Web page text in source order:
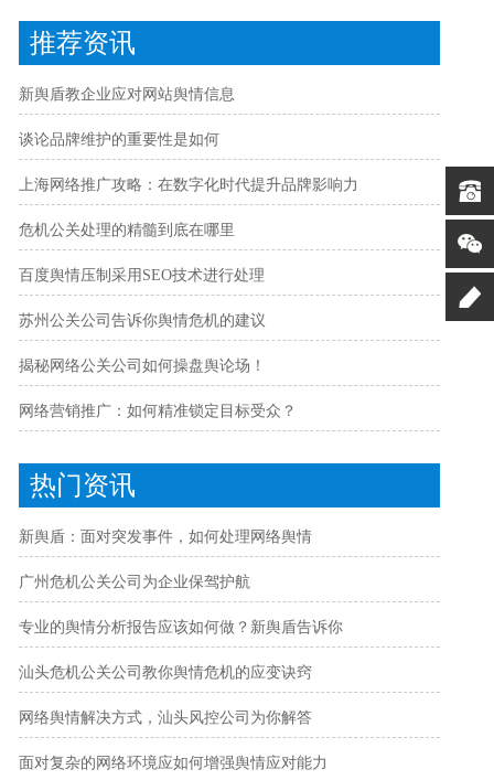
推荐资讯
新舆盾教企业应对网站舆情信息
谈论品牌维护的重要性是如何
上海网络推广攻略：在数字化时代提升品牌影响力
危机公关处理的精髓到底在哪里
百度舆情压制采用SEO技术进行处理
苏州公关公司告诉你舆情危机的建议
揭秘网络公关公司如何操盘舆论场！
网络营销推广：如何精准锁定目标受众？
热门资讯
新舆盾：面对突发事件，如何处理网络舆情
广州危机公关公司为企业保驾护航
专业的舆情分析报告应该如何做？新舆盾告诉你
汕头危机公关公司教你舆情危机的应变诀窍
网络舆情解决方式，汕头风控公司为你解答
面对复杂的网络环境应如何增强舆情应对能力